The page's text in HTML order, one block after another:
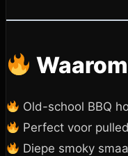
Old-school BBQ
Perfect voor
Diepe smoky